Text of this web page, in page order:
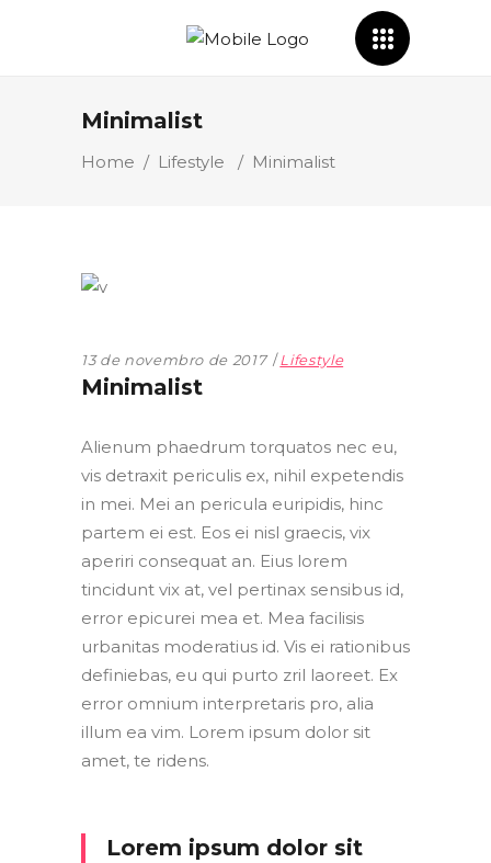
Minimalist
Home / Lifestyle / Minimalist
13 de novembro de 2017 Lifestyle
Minimalist
Alienum phaedrum torquatos nec eu,
vis detraxit periculis ex, nihil expetendis
in mei. Mei an pericula euripidis, hinc
partem ei est. Eos ei nisl graecis, vix
aperiri consequat an. Eius lorem
tincidunt vix at, vel pertinax sensibus id,
error epicurei mea et. Mea facilisis
urbanitas moderatius id. Vis ei rationibus
definiebas, eu qui purto zril laoreet. Ex
error omnium interpretaris pro, alia
illum ea vim. Lorem ipsum dolor sit
amet, te ridens.
Lorem ipsum dolor sit